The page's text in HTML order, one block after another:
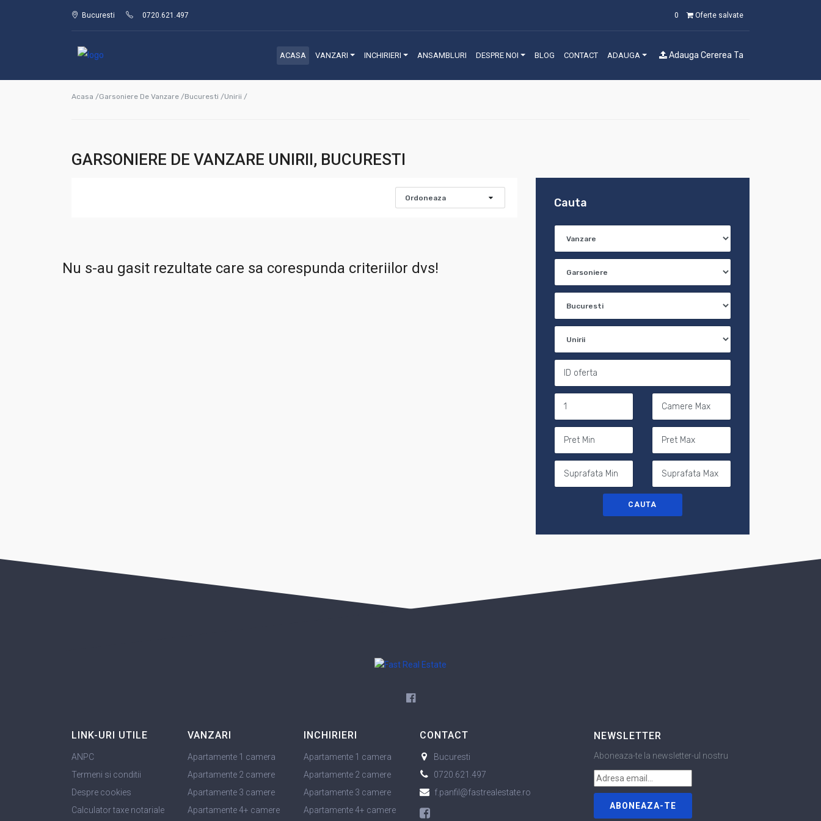
Bucuresti 0720.621.497 0 Oferte salvate
ACASA VANZARI INCHIRIERI ANSAMBLURI DESPRE NOI BLOG CONTACT ADAUGA Adauga Cererea Ta
Acasa /Garsoniere De Vanzare /Bucuresti /Unirii /
GARSONIERE DE VANZARE UNIRII, BUCURESTI
Nu s-au gasit rezultate care sa corespunda criteriilor dvs!
Cauta
LINK-URI UTILE
ANPC
Termeni si conditii
Despre cookies
Calculator taxe notariale
VANZARI
Apartamente 1 camera
Apartamente 2 camere
Apartamente 3 camere
Apartamente 4+ camere
INCHIRIERI
Apartamente 1 camera
Apartamente 2 camere
Apartamente 3 camere
Apartamente 4+ camere
CONTACT
Bucuresti
0720.621.497
f.panfil@fastrealestate.ro
NEWSLETTER
Aboneaza-te la newsletter-ul nostru
ABONEAZA-TE